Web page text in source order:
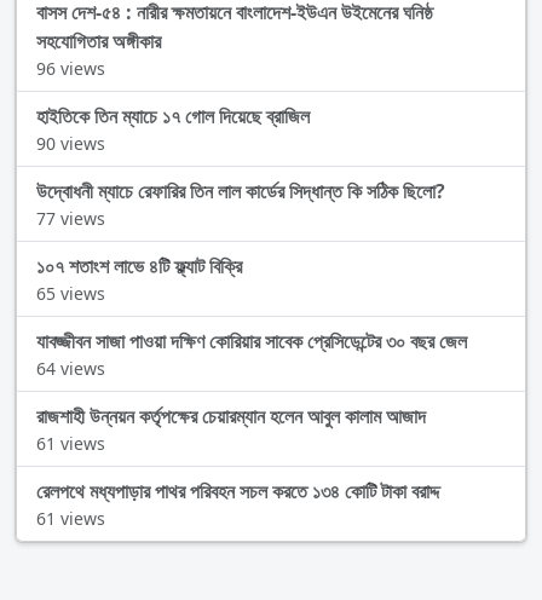
বাসস দেশ-৫৪ : নারীর ক্ষমতায়নে বাংলাদেশ-ইউএন উইমেনের ঘনিষ্ঠ
সহযোগিতার অঙ্গীকার
96 views
হাইতিকে তিন ম্যাচে ১৭ গোল দিয়েছে ব্রাজিল
90 views
উদ্বোধনী ম্যাচে রেফারির তিন লাল কার্ডের সিদ্ধান্ত কি সঠিক ছিলো?
77 views
১০৭ শতাংশ লাভে ৪টি ফ্ল্যাট বিক্রি
65 views
যাবজ্জীবন সাজা পাওয়া দক্ষিণ কোরিয়ার সাবেক প্রেসিডেন্টের ৩০ বছর জেল
64 views
রাজশাহী উন্নয়ন কর্তৃপক্ষের চেয়ারম্যান হলেন আবুল কালাম আজাদ
61 views
রেলপথে মধ্যপাড়ার পাথর পরিবহন সচল করতে ১৩৪ কোটি টাকা বরাদ্দ
61 views